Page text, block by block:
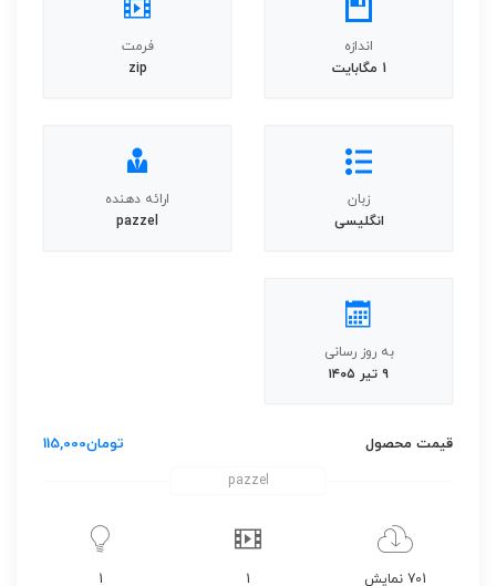
اندازه
1 مگابایت
فرمت
zip
زبان
انگلیسی
ارائه دهنده
pazzel
به روز رسانی
۹ تیر ۱۴۰۵
قیمت محصول تومان115,000
pazzel
701 نمایش 1
1